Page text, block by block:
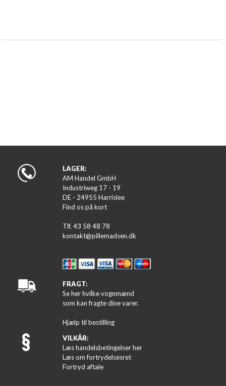
LAGER:
AM Handel GmbH
Industriweg 17 - 19
DE - 24955 Harrislee
Find os på kort
Tlf. 43 58 48 78
kontakt@pillemadsen.dk
FRAGT:
Se her hvilke vognmænd
som kan fragte dine varer.
Hjælp til bestilling
VILKÅR:
Læs handelsbetingelser her
Læs om fortrydelsesret
Fortryd aftale